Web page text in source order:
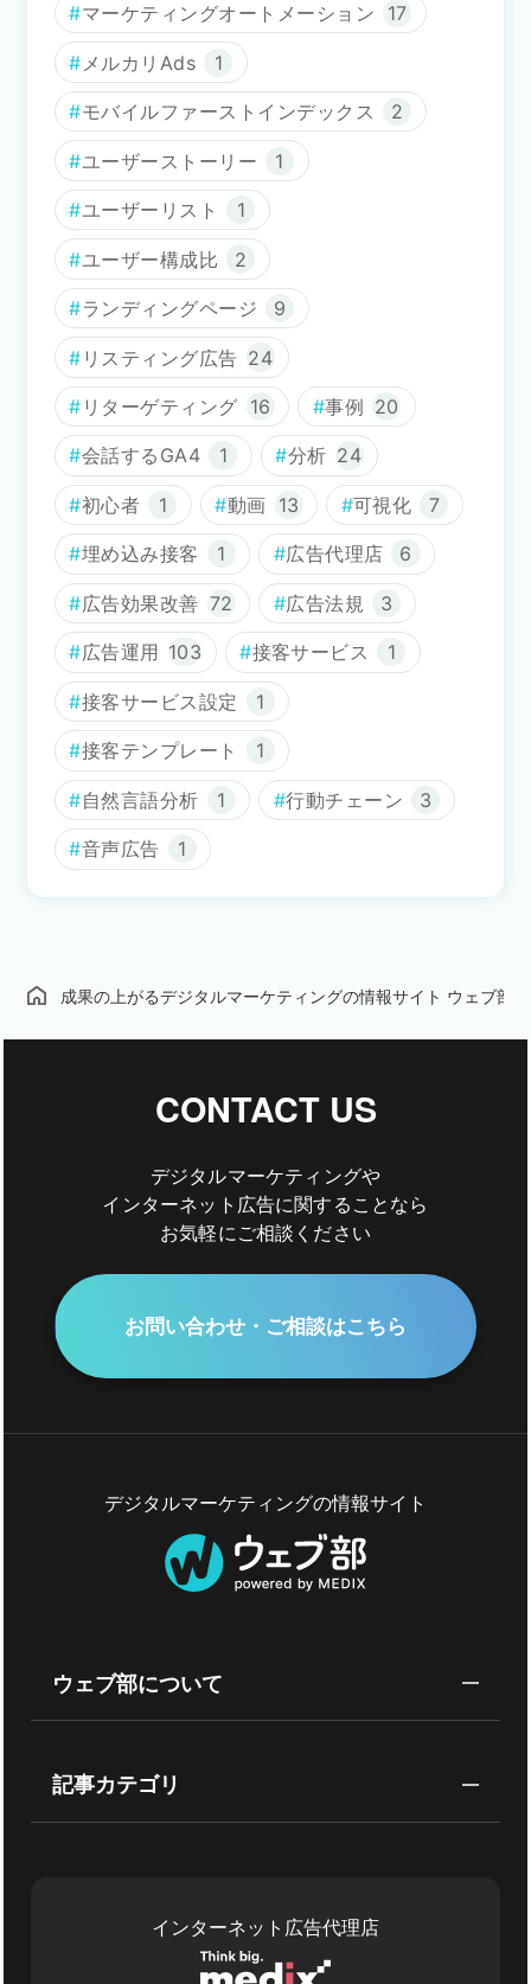
マーケティングオートメーション 17
メルカリAds 1
モバイルファーストインデックス 2
ユーザーストーリー 1
ユーザーリスト 1
ユーザー構成比 2
ランディングページ 9
リスティング広告 24
リターゲティング 16 事例 20
会話するGA4 1 分析 24
初心者 1 動画 13 可視化 7
埋め込み接客 1 広告代理店 6
広告効果改善 72 広告法規 3
広告運用 103 接客サービス 1
接客サービス設定 1
接客テンプレート 1
自然言語分析 1 行動チェーン 3
音声広告 1
成果の上がるデジタルマーケティングの情報サイト ウェブ部
CONTACT US
デジタルマーケティングや
インターネット広告に関することなら
お気軽にご相談ください
お問い合わせ・ご相談はこちら
デジタルマーケティングの情報サイト
ウェブ部について
記事カテゴリ
インターネット広告代理店